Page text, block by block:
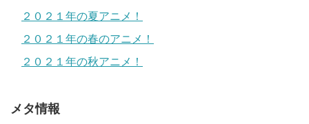
２０２１年の夏アニメ！
２０２１年の春のアニメ！
２０２１年の秋アニメ！
メタ情報